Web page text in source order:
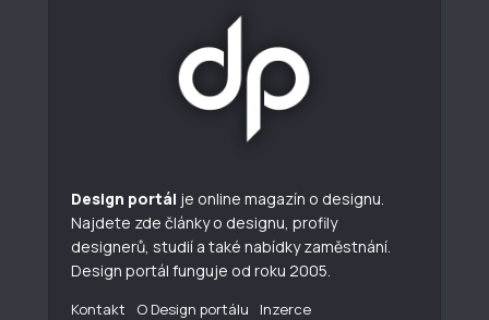
Design portál je online magazín o designu.
Najdete zde články o designu, profily
designerů, studií a také nabídky zaměstnání.
Design portál funguje od roku 2005.
Kontakt O Design portálu Inzerce